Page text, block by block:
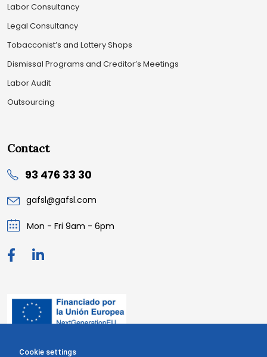
Labor Consultancy
Legal Consultancy
Tobacconist’s and Lottery Shops
Dismissal Programs and Creditor’s Meetings
Labor Audit
Outsourcing
Contact
93 476 33 30
gafsl@gafsl.com
Mon - Fri 9am - 6pm
Cookie settings